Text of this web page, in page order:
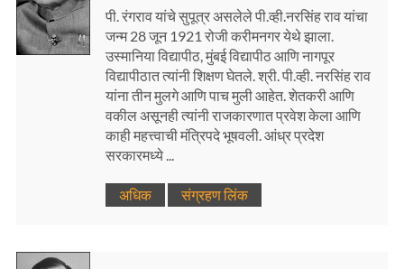
पी. रंगराव यांचे सुपूत्र असलेले पी.व्ही.नरसिंह राव यांचा
जन्म 28 जून 1921 रोजी करीमनगर येथे झाला.
उस्मानिया विद्यापीठ, मुंबई विद्यापीठ आणि नागपूर
विद्यापीठात त्यांनी शिक्षण घेतले. श्री. पी.व्ही. नरसिंह राव
यांना तीन मुलगे आणि पाच मुली आहेत. शेतकरी आणि
वकील असूनही त्यांनी राजकारणात प्रवेश केला आणि
काही महत्त्वाची मंत्रिपदे भूषवली. आंध्र प्रदेश
सरकारमध्ये ...
अधिक संग्रहण लिंक